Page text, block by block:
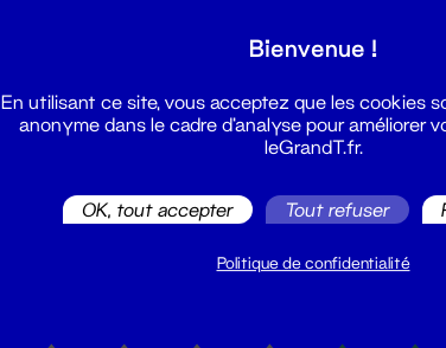
02 51 88 25 25
Du lundi au vendredi 14h → 18h
Bienvenue !
En utilisant ce site, vous acceptez que les cookies
anonyme dans le cadre d'analyse pour améliorer
leGrandT.fr.
OK, tout accepter Tout refuser
Politique de confidentialité